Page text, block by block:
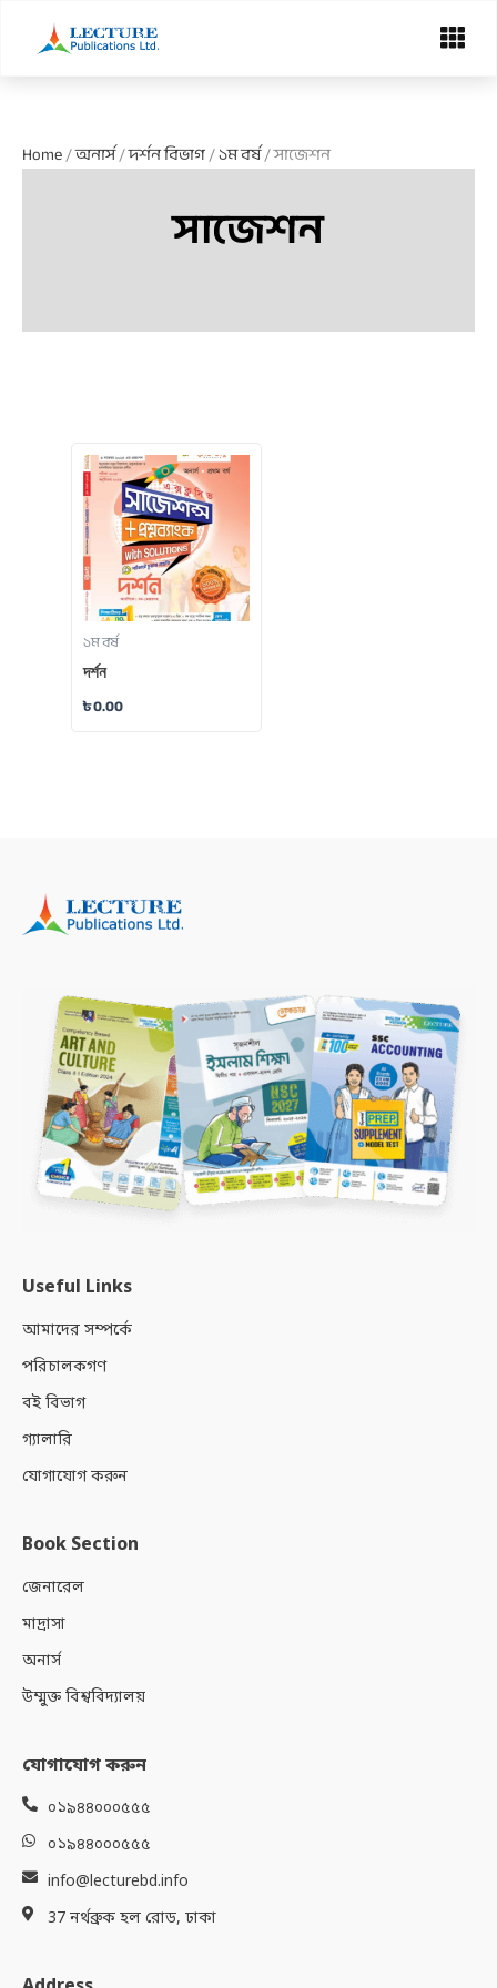
Menu
Home/অনার্স/দর্শন বিভাগ/১ম বর্ষ/ সাজেশন
সাজেশন
১ম বর্ষ
দর্শন
৳0.00
Useful Links
আমাদের সম্পর্কে
পরিচালকগণ
বই বিভাগ
গ্যালারি
যোগাযোগ করুন
Book Section
জেনারেল
মাদ্রাসা
অনার্স
উম্মুক্ত বিশ্ববিদ্যালয়
যোগাযোগ করুন
০১৯৪৪০০০৫৫৫
০১৯৪৪০০০৫৫৫
info@lecturebd.info
37 নর্থব্রুক হল রোড, ঢাকা